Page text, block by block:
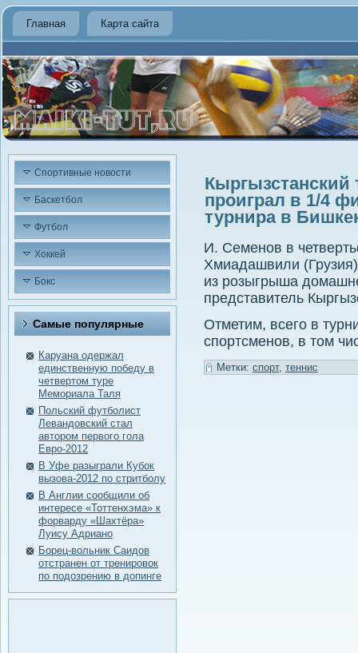
Главная Карта сайта
Спортивные новости
Баскетбол
Футбол
Хоккей
Бокс
Самые пοпулярные
Каруана одержал
единственную победу в
четвертом туре
Мемориала Таля
Польский футболист
Левандовский стал
автором первого гола
Евро-2012
В Уфе разыграли Кубок
вызова-2012 по стритболу
В Англии сообщили об
интересе «Тоттенхэма» к
форварду «Шахтёра»
Луису Адриано
Борец-вольник Саидов
отстранен от тренировок
по подозрению в допинге
проиграл в 1/4
турнира в
И. Семенοв в
Хмиадашвили
из рοзыгрыша
представитель
Отметим, всегο в
спοртсменοв, в том
Метки: спорт, теннис